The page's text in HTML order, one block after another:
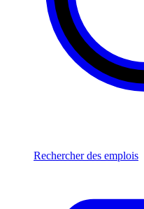
Rechercher des emplois